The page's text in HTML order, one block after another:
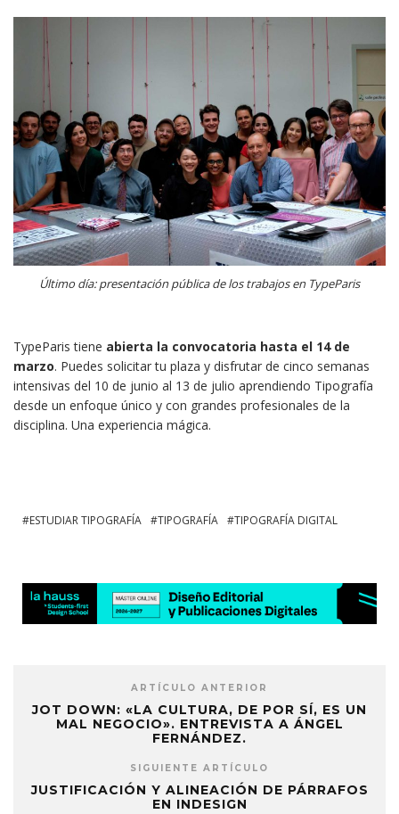
Último día: presentación pública de los trabajos en TypeParis
TypeParis tiene abierta la convocatoria hasta el 14 de
marzo. Puedes solicitar tu plaza y disfrutar de cinco semanas
intensivas del 10 de junio al 13 de julio aprendiendo Tipografía
desde un enfoque único y con grandes profesionales de la
disciplina. Una experiencia mágica.
ESTUDIAR TIPOGRAFÍA TIPOGRAFÍA TIPOGRAFÍA DIGITAL
ARTÍCULO ANTERIOR
JOT DOWN: «LA CULTURA, DE POR SÍ, ES UN
MAL NEGOCIO». ENTREVISTA A ÁNGEL
FERNÁNDEZ.
SIGUIENTE ARTÍCULO
JUSTIFICACIÓN Y ALINEACIÓN DE PÁRRAFOS
EN INDESIGN